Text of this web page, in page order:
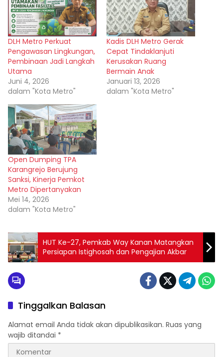
DLH Metro Perkuat
Pengawasan Lingkungan,
Pembinaan Jadi Langkah
Utama
Juni 4, 2026
dalam "Kota Metro"
Kadis DLH Metro Gerak
Cepat Tindaklanjuti
Kerusakan Ruang
Bermain Anak
Januari 13, 2026
dalam "Kota Metro"
Open Dumping TPA
Karangrejo Berujung
Sanksi, Kinerja Pemkot
Metro Dipertanyakan
Mei 14, 2026
dalam "Kota Metro"
HUT Ke-27, Pemkab Way Kanan Matangkan
Persiapan Istighosah dan Pengajian Akbar
Tinggalkan Balasan
Alamat email Anda tidak akan dipublikasikan. Ruas yang
wajib ditandai *